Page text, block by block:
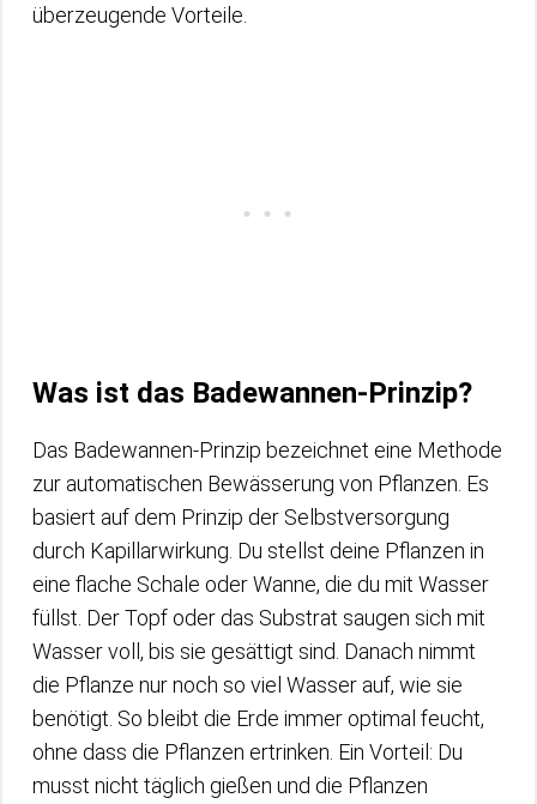
überzeugende Vorteile.
Was ist das Badewannen-Prinzip?
Das Badewannen-Prinzip bezeichnet eine Methode
zur automatischen Bewässerung von Pflanzen. Es
basiert auf dem Prinzip der Selbstversorgung
durch Kapillarwirkung. Du stellst deine Pflanzen in
eine flache Schale oder Wanne, die du mit Wasser
füllst. Der Topf oder das Substrat saugen sich mit
Wasser voll, bis sie gesättigt sind. Danach nimmt
die Pflanze nur noch so viel Wasser auf, wie sie
benötigt. So bleibt die Erde immer optimal feucht,
ohne dass die Pflanzen ertrinken. Ein Vorteil: Du
musst nicht täglich gießen und die Pflanzen